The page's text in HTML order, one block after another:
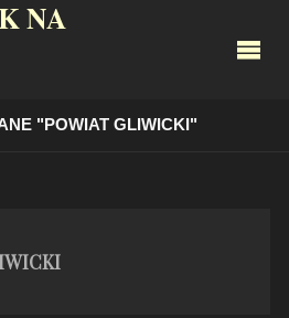
NA
"POWIAT GLIWICKI"